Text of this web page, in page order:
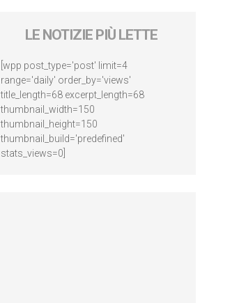
LE NOTIZIE PIÙ LETTE
[wpp post_type='post' limit=4
range='daily' order_by='views'
title_length=68 excerpt_length=68
thumbnail_width=150
thumbnail_height=150
thumbnail_build='predefined'
stats_views=0]